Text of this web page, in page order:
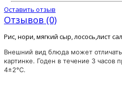
Оставить отзыв
Отзывов (0)
Рис, нори, мягкий сыр, лосось,лист
Внешний вид блюда может
картинке. Годен в течение 3 часов
4±2°C.